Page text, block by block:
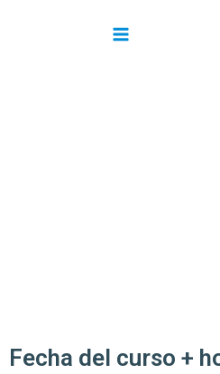
Main
Fecha del curso +